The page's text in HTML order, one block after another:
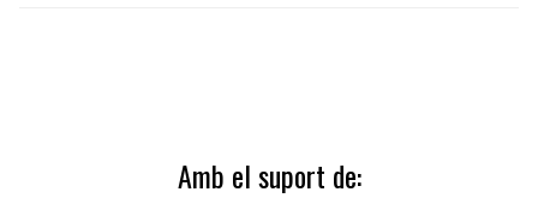
Amb el suport de: